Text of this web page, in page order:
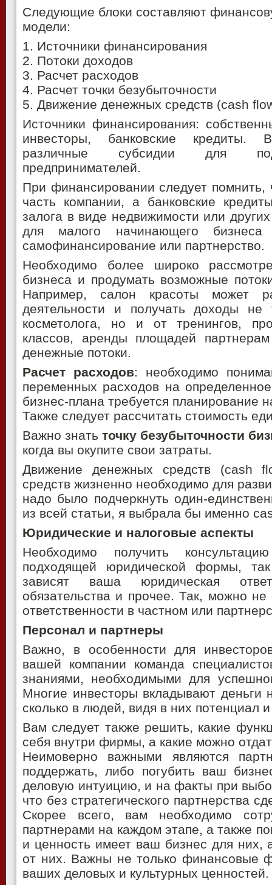
Следующие блоки составляют
модели:
1. Источники финансирования
2. Потоки доходов
3. Расчет расходов
4. Расчет точки безубыточности
5. Движение денежных средств (cash
Источники финансирования:
инвесторы, банковские кредиты.
различные субсидии для
предпринимателей.
При финансировании следует помнить,
часть компании, а банковские
залога в виде недвижимости или
для малого начинающего
самофинансирование или партнерство.
Необходимо более широко
бизнеса и продумать возможные
Например, салон красоты может
деятельности и получать доходы не
косметолога, но и от тренингов,
классов, аренды площадей
денежные потоки.
Расчет расходов: необходимо
переменных расходов на
бизнес-плана требуется планирование
Также следует рассчитать стоимость
Важно знать точку безубыточности
когда вы окупите свои затраты.
Движение денежных средств (cash
средств жизненно необходимо для
надо было подчеркнуть один-
из всей статьи, я выбрала бы именно
Юридические и налоговые аспекты
Необходимо получить
подходящей юридической формы,
зависят ваша юридическая
обязательства и прочее. Так, можно не
ответственности в частном или
Персонал и партнеры
Важно, в особенности для
вашей компании команда
знаниями, необходимыми для
Многие инвесторы вкладывают деньги
сколько в людей, видя в них потенциал
Вам следует также решить, какие
себя внутри фирмы, а какие можно
Неимоверно важными являются
поддержать, либо погубить ваш
деловую интуицию, и на факты при
что без стратегического партнерства
Скорее всего, вам необходимо
партнерами на каждом этапе, а также
и ценность имеет ваш бизнес для них,
от них. Важны не только финансовые
ваших деловых и культурных ценностей.